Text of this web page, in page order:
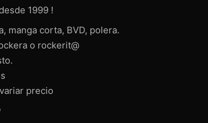
1999 !
manga corta, BVD, polera.
o rockerit@
precio